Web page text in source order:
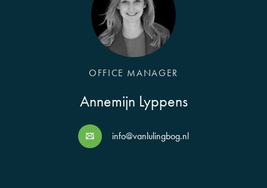
OFFICE MANAGER
Annemijn Lyppens
info@vanlulingbog.nl